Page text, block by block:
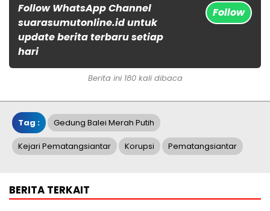
Follow WhatsApp Channel
suarasumutonline.id untuk
update berita terbaru setiap
hari
Follow
Berita ini 180 kali dibaca
Tag : Gedung Balei Merah Putih
Kejari Pematangsiantar Korupsi Pematangsiantar
BERITA TERKAIT